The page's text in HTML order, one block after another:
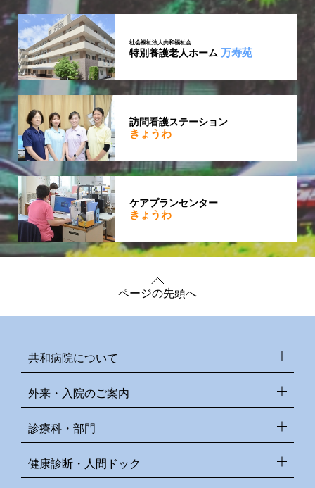
社会福祉法人共和福祉会
特別養護老人ホーム万寿苑
訪問看護ステーション
きょうわ
ケアプランセンター
きょうわ
ページの先頭へ
共和病院について
外来・入院のご案内
診療科・部門
健康診断・人間ドック